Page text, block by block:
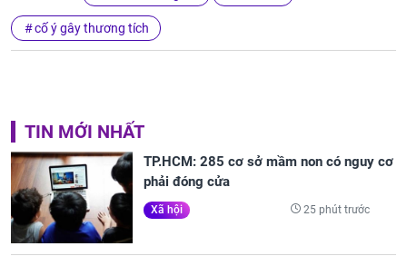
cố ý gây thương tích
TIN MỚI NHẤT
TP.HCM: 285 cơ sở mầm non có nguy cơ
phải đóng cửa
Xã hội 25 phút trước